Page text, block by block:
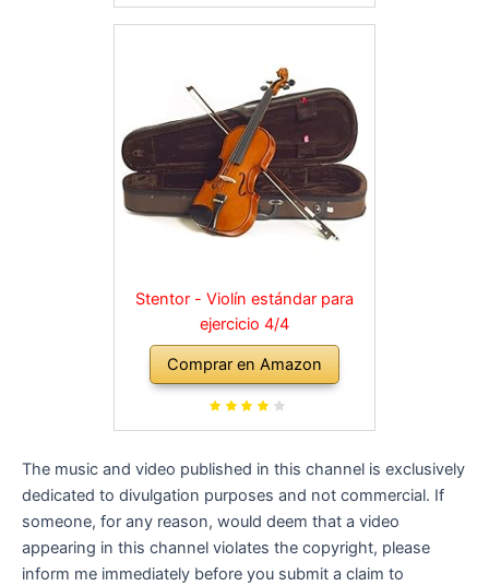
Stentor - Violín estándar para
ejercicio 4/4
Comprar en Amazon
The music and video published in this channel is exclusively
dedicated to divulgation purposes and not commercial. If
someone, for any reason, would deem that a video
appearing in this channel violates the copyright, please
inform me immediately before you submit a claim to